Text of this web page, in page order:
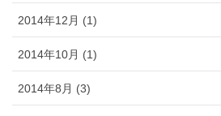
2014年12月 (1)
2014年10月 (1)
2014年8月 (3)